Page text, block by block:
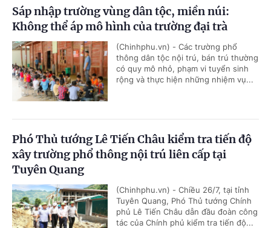
Sáp nhập trường vùng dân tộc, miền núi:
Không thể áp mô hình của trường đại trà
(Chinhphu.vn) - Các trường phổ
thông dân tộc nội trú, bán trú thường
có quy mô nhỏ, phạm vi tuyển sinh
rộng và thực hiện những nhiệm vụ...
Phó Thủ tướng Lê Tiến Châu kiểm tra tiến độ
xây trường phổ thông nội trú liên cấp tại
Tuyên Quang
(Chinhphu.vn) - Chiều 26/7, tại tỉnh
Tuyên Quang, Phó Thủ tướng Chính
phủ Lê Tiến Châu dẫn đầu đoàn công
tác của Chính phủ kiểm tra tiến độ...